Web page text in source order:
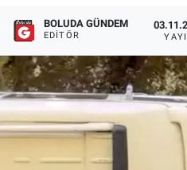
BOLUDA GÜNDEM
EDITÖR